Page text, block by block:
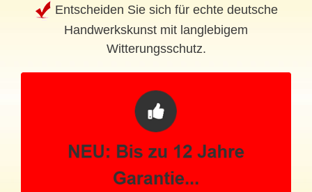
Entscheiden Sie sich für echte deutsche
Handwerkskunst mit langlebigem
Witterungsschutz.